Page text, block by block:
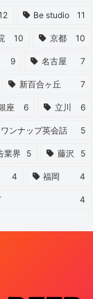
Be studio 11
10 京都 10
9 名古屋 7
新百合ヶ丘 7
座 6 立川 6
ワンナップ英会話 5
業界 5 藤沢 5
4 福岡 4
4